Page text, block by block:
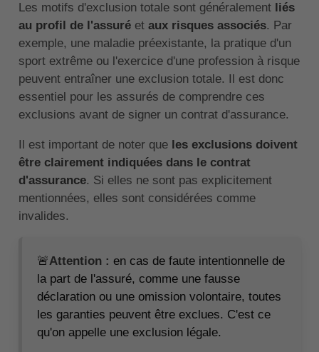
Les motifs d'exclusion totale sont généralement liés
au profil de l'assuréet aux risques associés. Par
exemple, une maladie préexistante, la pratique d'un
sport extrême ou l'exercice d'une profession à risque
peuvent entraîner une exclusion totale. Il est donc
essentiel pour les assurés de comprendre ces
exclusions avant de signer un contrat d'assurance.
Il est important de noter que les exclusions doivent
être clairement indiquées dans le contrat
d'assurance. Si elles ne sont pas explicitement
mentionnées, elles sont considérées comme
invalides.
🚨Attention : en cas de faute intentionnelle de
la part de l'assuré, comme une fausse
déclaration ou une omission volontaire, toutes
les garanties peuvent être exclues. C'est ce
qu'on appelle une exclusion légale.